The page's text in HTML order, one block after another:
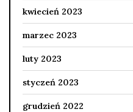
kwiecień 2023
marzec 2023
luty 2023
styczeń 2023
grudzień 2022